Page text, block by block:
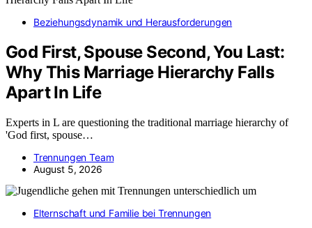
Beziehungsdynamik und Herausforderungen
God First, Spouse Second, You Last:
Why This Marriage Hierarchy Falls
Apart In Life
Experts in L are questioning the traditional marriage hierarchy of
'God first, spouse…
Trennungen Team
August 5, 2026
Elternschaft und Familie bei Trennungen